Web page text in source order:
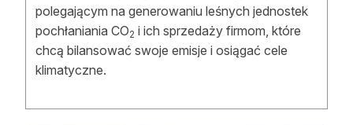
O nas
100 lat „Lasu Polskiego”
Prenumerata
polegającym na generowaniu leśnych jednostek
pochłaniania CO2 i ich sprzedaży firmom, które
chcą bilansować swoje emisje i osiągać cele
klimatyczne.